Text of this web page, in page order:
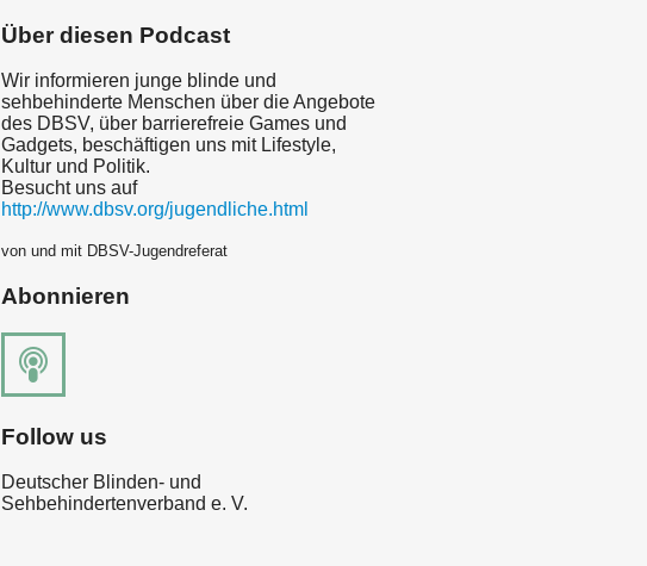
Über diesen Podcast
Wir informieren junge blinde und
sehbehinderte Menschen über die Angebote
des DBSV, über barrierefreie Games und
Gadgets, beschäftigen uns mit Lifestyle,
Kultur und Politik.
Besucht uns auf
http://www.dbsv.org/jugendliche.html
von und mit DBSV-Jugendreferat
Abonnieren
Follow us
Deutscher Blinden- und
Sehbehindertenverband e. V.